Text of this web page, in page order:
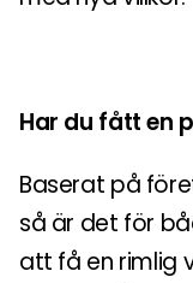
Har du fått en
Baserat på
så är det för
att få en rimlig